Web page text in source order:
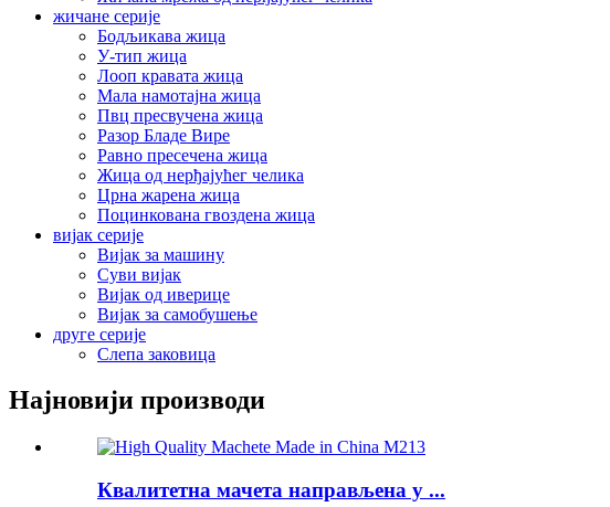
жичане серије
Бодљикава жица
У-тип жица
Лооп кравата жица
Мала намотајна жица
Пвц пресвучена жица
Разор Бладе Вире
Равно пресечена жица
Жица од нерђајућег челика
Црна жарена жица
Поцинкована гвоздена жица
вијак серије
Вијак за машину
Суви вијак
Вијак од иверице
Вијак за самобушење
друге серије
Слепа заковица
Најновији производи
Квалитетна мачета направљена у ...